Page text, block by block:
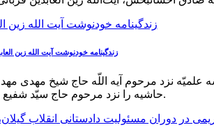
زندگینامه خودنوشت آیت الله زین
علمیّه نزد مرحوم آیه اللّه حاج شیخ مهدى
حاشیه را نزد مرحوم حاج سیّد شفیع واحدى(ره) خواندم.